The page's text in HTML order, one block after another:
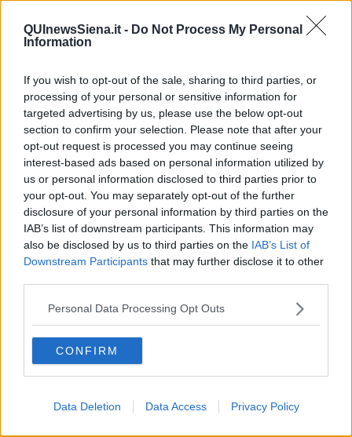
QUInewsSiena.it - Do Not Process My Personal
Information
If you wish to opt-out of the sale, sharing to third parties, or
processing of your personal or sensitive information for
targeted advertising by us, please use the below opt-out
section to confirm your selection. Please note that after your
opt-out request is processed you may continue seeing
interest-based ads based on personal information utilized by
us or personal information disclosed to third parties prior to
your opt-out. You may separately opt-out of the further
disclosure of your personal information by third parties on the
IAB’s list of downstream participants. This information may
also be disclosed by us to third parties on the IAB’s List of
Downstream Participants that may further disclose it to other
Personal Data Processing Opt Outs
CONFIRM
Data Deletion Data Access Privacy Policy
Memòrias
Sto qui
Pillole
Veglia
​“D” come delitto
Belle lettere
25 Aprile
Todo el bien, todo el mal
Silenzio
Le parole
​L’Australiana
Le stelle del jazz
Vita & morte
Moro
Passanti
Metaverso smart